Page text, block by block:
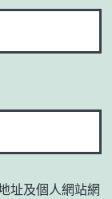
址及個人網站網